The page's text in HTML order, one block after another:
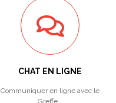
CHAT EN LIGNE
Communiquer en ligne avec le
Greffe...